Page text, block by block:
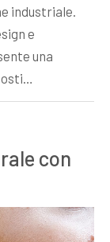
industriale.
e
una
con